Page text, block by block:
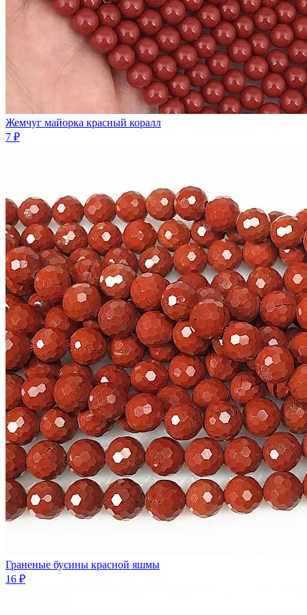
Жемчуг майорка красный коралл
7 ₽
Граненые бусины красной яшмы
16 ₽